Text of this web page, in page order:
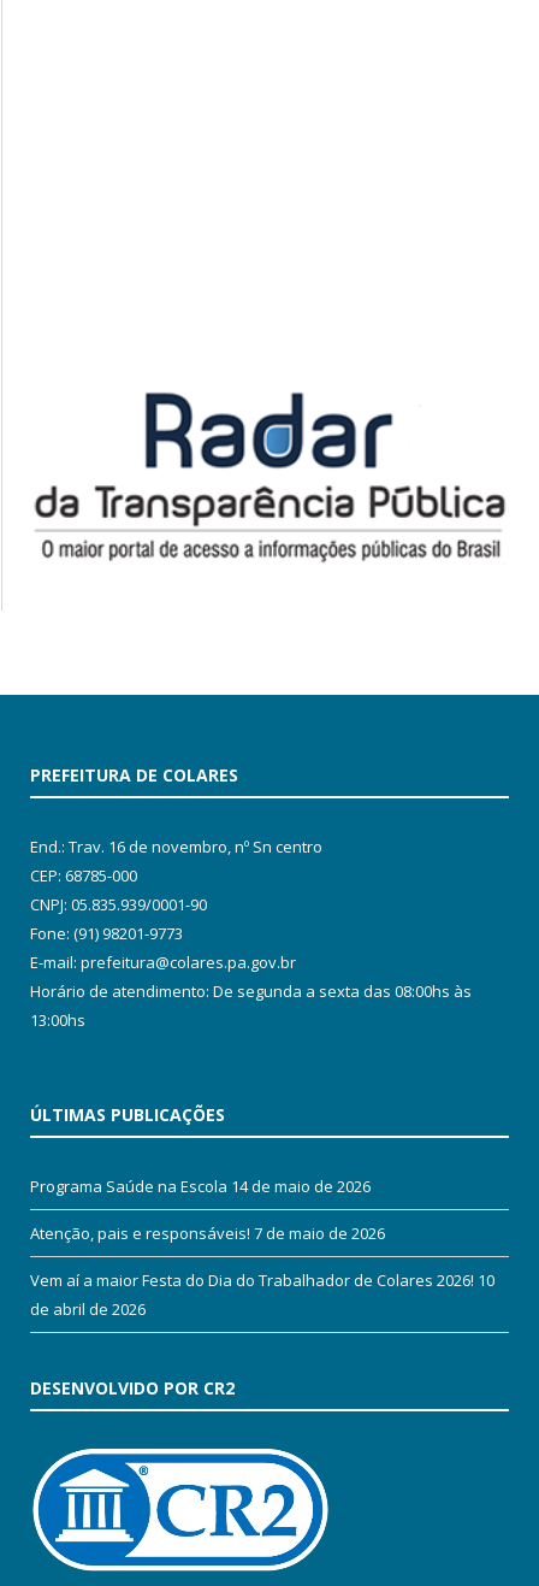
PREFEITURA DE COLARES
End.: Trav. 16 de novembro, nº Sn centro
CEP: 68785-000
CNPJ: 05.835.939/0001-90
Fone: (91) 98201-9773
E-mail: prefeitura@colares.pa.gov.br
Horário de atendimento: De segunda a sexta das 08:00hs às
13:00hs
ÚLTIMAS PUBLICAÇÕES
Programa Saúde na Escola 14 de maio de 2026
Atenção, pais e responsáveis! 7 de maio de 2026
Vem aí a maior Festa do Dia do Trabalhador de Colares 2026! 10
de abril de 2026
DESENVOLVIDO POR CR2